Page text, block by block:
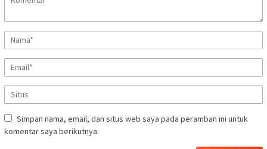
Simpan nama, email, dan situs web saya pada peramban ini untuk
komentar saya berikutnya.